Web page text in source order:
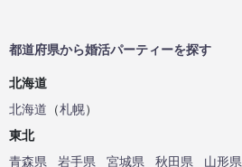
都道府県から婚活パーティーを探す
北海道
北海道 （札幌）
東北
青森県
岩手県 宮城県 秋田県 山形県